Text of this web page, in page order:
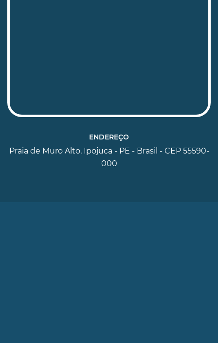
ENDEREÇO
Praia de Muro Alto, Ipojuca - PE - Brasil - CEP 55590-
000